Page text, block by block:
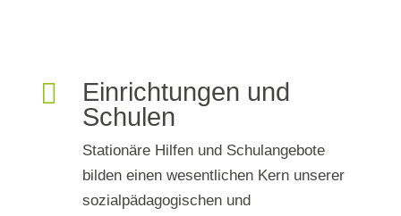

Einrichtungen und
Schulen
Stationäre Hilfen und Schulangebote
bilden einen wesentlichen Kern unserer
sozialpädagogischen und